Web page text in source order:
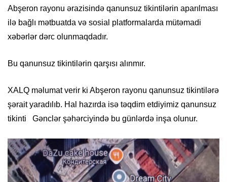
Abşeron rayonu ərazisində qanunsuz tikintilərin aparılması
ilə bağlı mətbuatda və sosial platformalarda mütəmadi
xəbərlər dərc olunmaqdadır.
Bu qanunsuz tikintilərin qarşısı alınmır.
XALQ məlumat verir ki Abşeron rayonu qanunsuz tikintilərə
şərait yaradılıb. Hal hazırda isə təqdim etdiyimiz qanunsuz
tikinti Gənclər şəhərciyində bu günlərdə inşa olunur.